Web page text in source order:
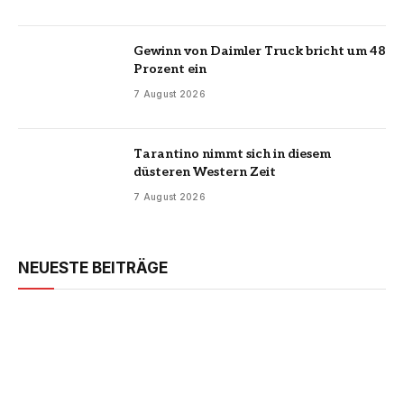
Gewinn von Daimler Truck bricht um 48
Prozent ein
7 August 2026
Tarantino nimmt sich in diesem
düsteren Western Zeit
7 August 2026
NEUESTE BEITRÄGE